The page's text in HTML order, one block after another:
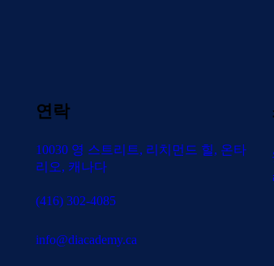
연락
10030 영 스트리트, 리치먼드 힐, 온타
리오, 캐나다
(416) 302-4085
info@diacademy.ca